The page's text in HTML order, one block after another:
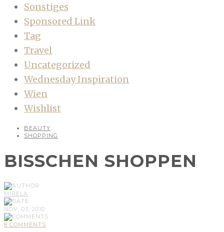
Sonstiges
Sponsored Link
Tag
Travel
Uncategorized
Wednesday Inspiration
Wien
Wishlist
BEAUTY
SHOPPING
BISSCHEN SHOPPEN
MIRELA
NOV, 03, 2010
8 COMMENTS